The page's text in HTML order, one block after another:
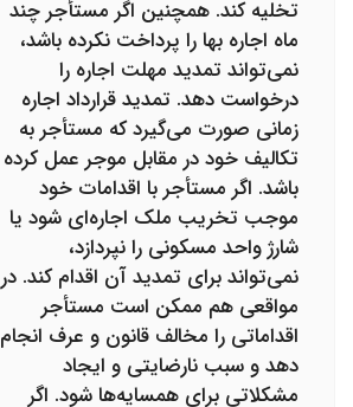
تخلیه کند. همچنین اگر مستأجر چند
ماه اجاره بها را پرداخت نکرده باشد،
نمی‌تواند تمدید مهلت اجاره را
درخواست دهد. تمدید قرارداد اجاره
زمانی صورت می‌گیرد که مستأجر به
تکالیف خود در مقابل موجر عمل کرده
باشد. اگر مستأجر با اقدامات خود
موجب تخریب ملک اجاره‌ای شود یا
شارژ واحد مسکونی را نپردازد،
نمی‌تواند برای تمدید آن اقدام کند. در
مواقعی هم ممکن است مستأجر
اقداماتی را مخالف قانون و عرف انجام
دهد و سبب نارضایتی و ایجاد
مشکلاتی برای همسایه‌ها شود. اگر